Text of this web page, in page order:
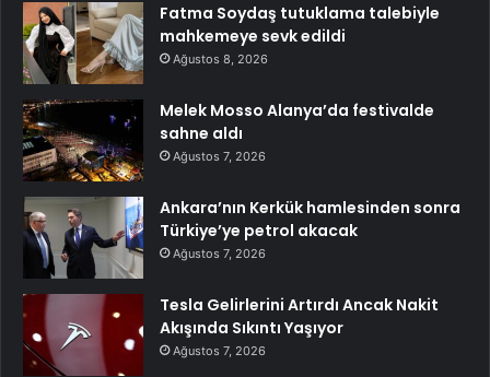
Fatma Soydaş tutuklama talebiyle
mahkemeye sevk edildi
Ağustos 8, 2026
Melek Mosso Alanya’da festivalde
sahne aldı
Ağustos 7, 2026
Ankara’nın Kerkük hamlesinden sonra
Türkiye’ye petrol akacak
Ağustos 7, 2026
Tesla Gelirlerini Artırdı Ancak Nakit
Akışında Sıkıntı Yaşıyor
Ağustos 7, 2026